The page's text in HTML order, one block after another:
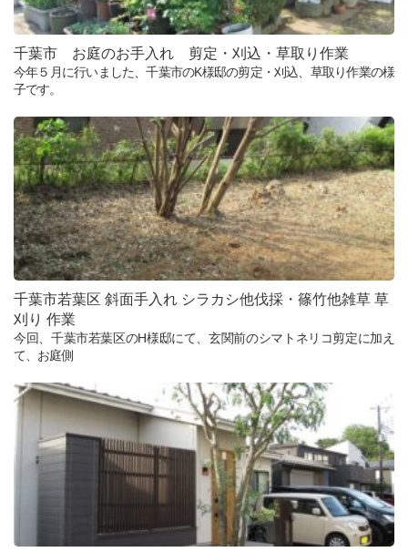
千葉市 お庭のお手入れ 剪定・刈込・草取り作業
今年５月に行いました、千葉市のK様邸の剪定・刈込、草取り作業の様
子です。
千葉市若葉区 斜面手入れ シラカシ他伐採・篠竹他雑草 草
刈り 作業
今回、千葉市若葉区のH様邸にて、玄関前のシマトネリコ剪定に加え
て、お庭側